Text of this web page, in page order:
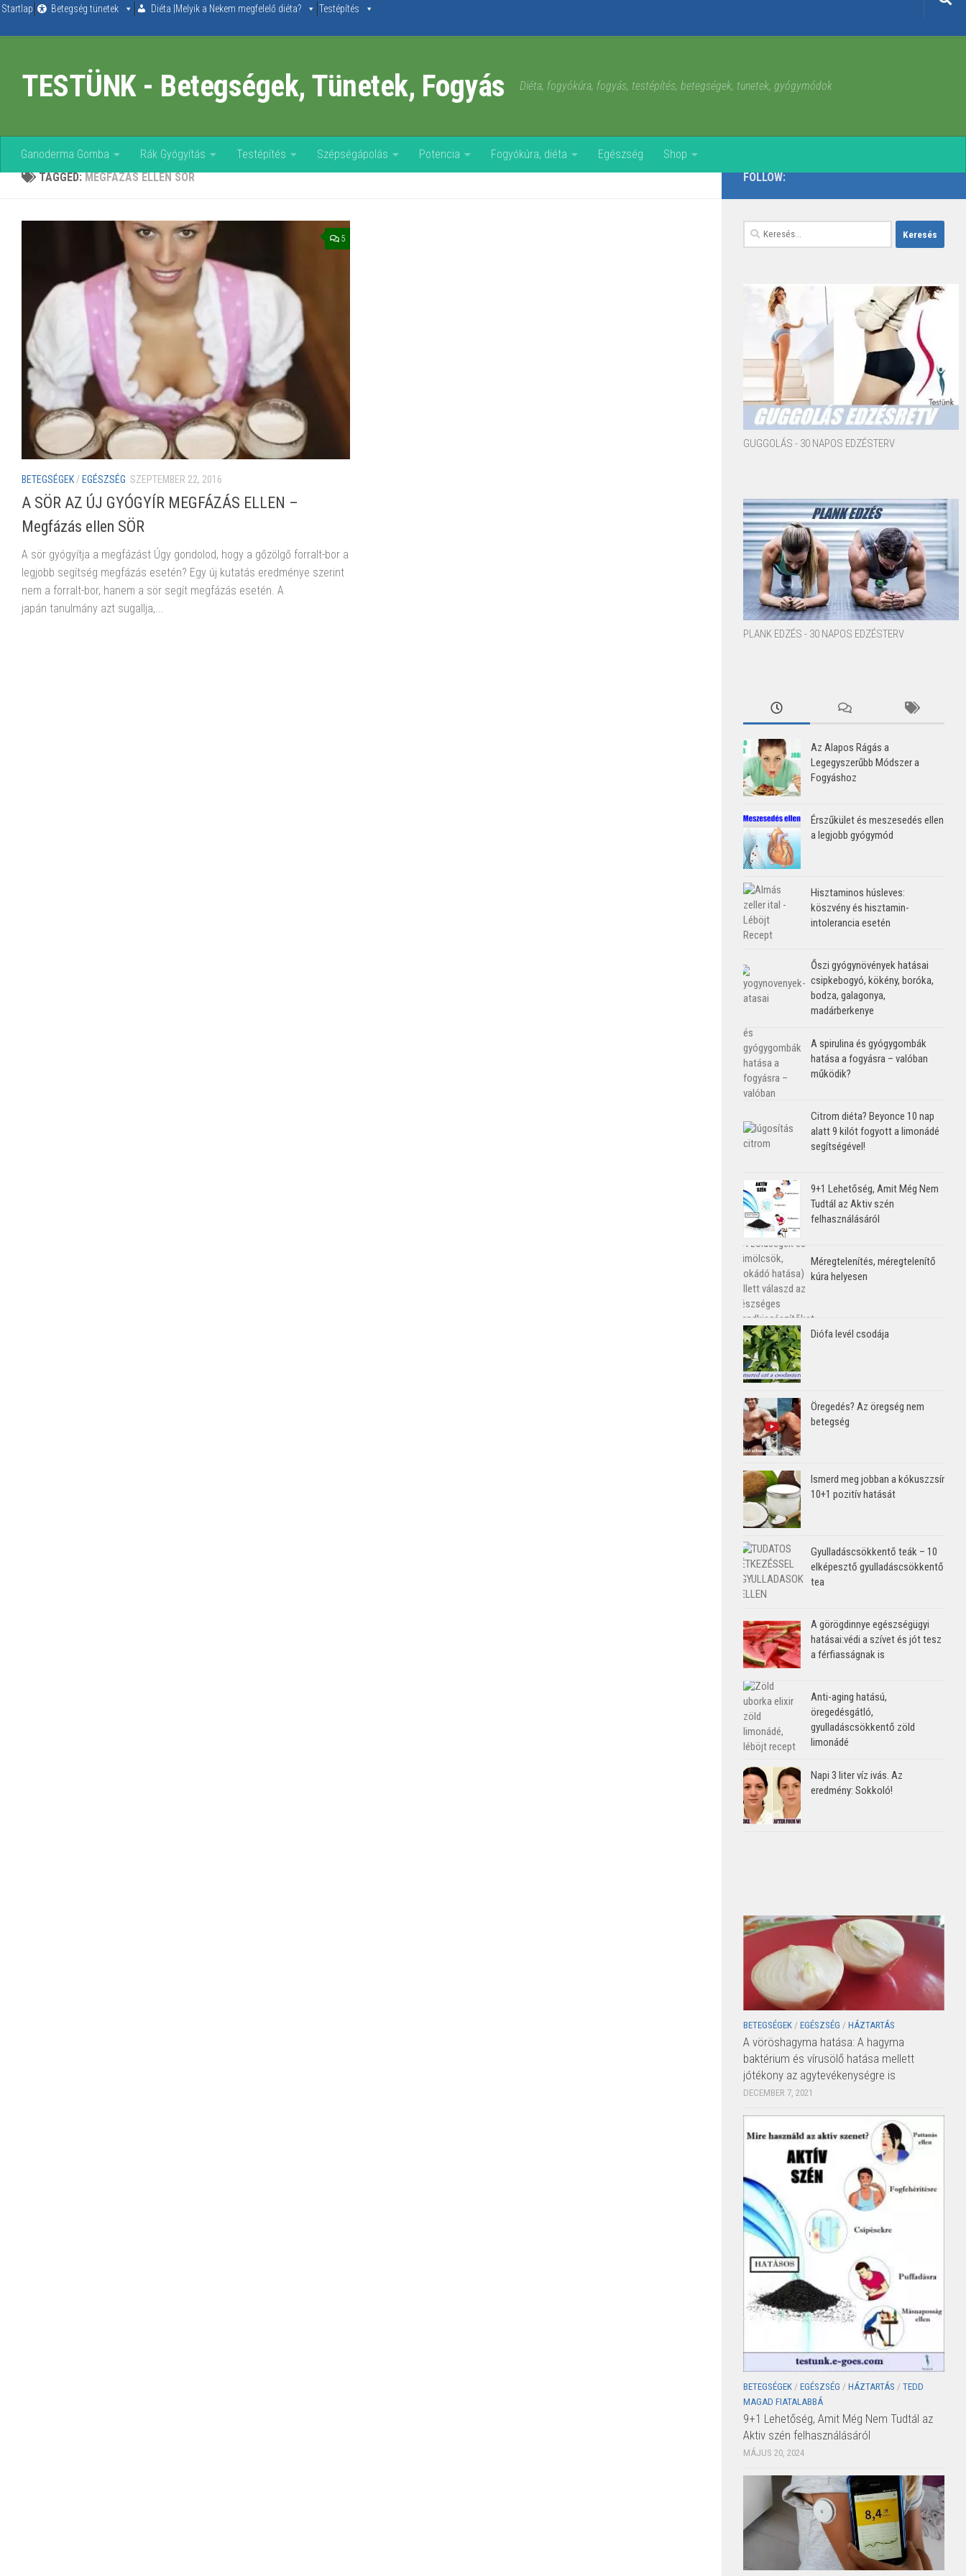
Skip to content
Startlap Betegség tünetek Diéta |Melyik a Nekem megfelelő diéta? Testépítés
TESTÜNK - Betegségek, Tünetek, Fogyás Diéta, fogyókúra, fogyás, testépítés, betegségek, tünetek, gyógymódok
Ganoderma Gomba Rák Gyógyítás Testépítés Szépségápolás Potencia Fogyókúra, diéta Egészség
Shop
TAGGED:MEGFÁZÁS ELLEN SÖR
5
BETEGSÉGEK / EGÉSZSÉG SZEPTEMBER 22, 2016
A SÖR AZ ÚJ GYÓGYÍR MEGFÁZÁS ELLEN –
Megfázás ellen SÖR
A sör gyógyítja a megfázást Úgy gondolod, hogy a gőzölgő forralt-bor a
legjobb segítség megfázás esetén? Egy új kutatás eredménye szerint
nem a forralt-bor, hanem a sör segít megfázás esetén. A
japán tanulmány azt sugallja,...
FOLLOW:
Keresés:
GUGGOLÁS - 30 NAPOS EDZÉSTERV
PLANK EDZÉS - 30 NAPOS EDZÉSTERV
Az Alapos Rágás a
Legegyszerűbb Módszer a
Fogyáshoz
Érszűkület és meszesedés ellen
a legjobb gyógymód
Hisztaminos húsleves:
köszvény és hisztamin-
intolerancia esetén
Őszi gyógynövények hatásai
csipkebogyó, kökény, boróka,
bodza, galagonya,
madárberkenye
A spirulina és gyógygombák
hatása a fogyásra – valóban
működik?
Citrom diéta? Beyonce 10 nap
alatt 9 kilót fogyott a limonádé
segítségével!
9+1 Lehetőség, Amit Még Nem
Tudtál az Aktiv szén
felhasználásáról
Méregtelenítés, méregtelenítő
kúra helyesen
Diófa levél csodája
Öregedés? Az öregség nem
betegség
Ismerd meg jobban a kókuszzsír
10+1 pozitív hatását
Gyulladáscsökkentő teák – 10
elképesztő gyulladáscsökkentő
tea
A görögdinnye egészségügyi
hatásai:védi a szívet és jót tesz
a férfiasságnak is
Anti-aging hatású,
öregedésgátló,
gyulladáscsökkentő zöld
limonádé
Napi 3 liter víz ivás. Az
eredmény: Sokkoló!
BETEGSÉGEK / EGÉSZSÉG / HÁZTARTÁS
A vöröshagyma hatása: A hagyma
baktérium és vírusölő hatása mellett
jótékony az agytevékenységre is
DECEMBER 7, 2021
BETEGSÉGEK / EGÉSZSÉG / HÁZTARTÁS / TEDD
MAGAD FIATALABBÁ
9+1 Lehetőség, Amit Még Nem Tudtál az
Aktiv szén felhasználásáról
MÁJUS 20, 2024